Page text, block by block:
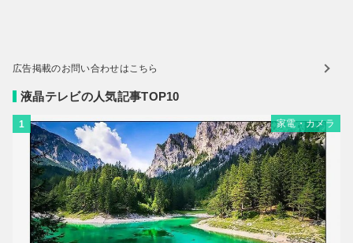
広告掲載のお問い合わせはこちら
液晶テレビの人気記事TOP10
1 家電・カメラ